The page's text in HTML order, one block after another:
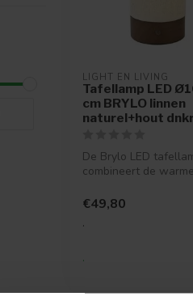
LIGHT EN LIVING
Tafellamp LED
cm BRYLO linnen
naturel+hout
De Brylo LED
combineert de warme
natuurli...
€49,80
.
.